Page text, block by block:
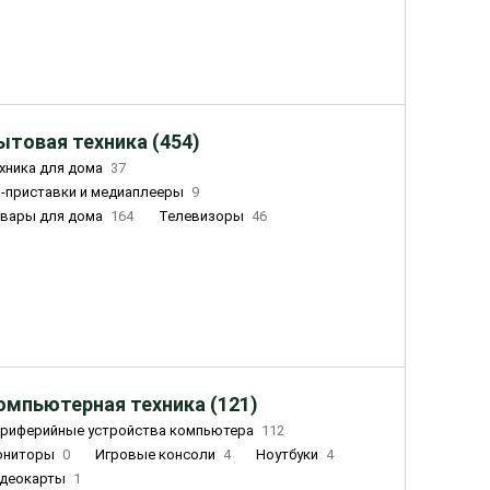
техника (454)
для дома 37
приставки и медиаплееры
9
для дома 164 Телевизоры 46
техника (121)
устройства компьютера 112
0 Игровые консоли 4 Ноутбуки 4
1